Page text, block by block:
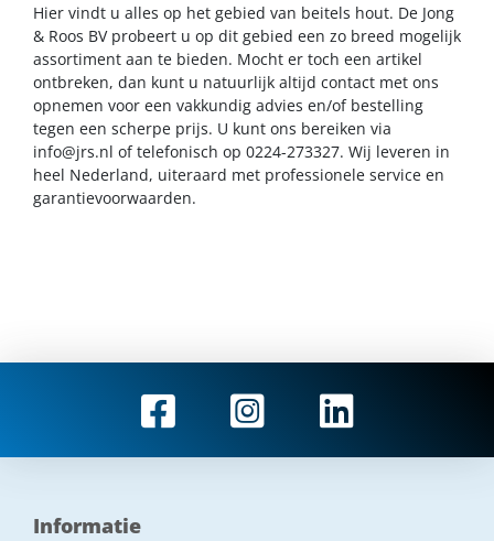
Hier vindt u alles op het gebied van beitels hout. De Jong
& Roos BV probeert u op dit gebied een zo breed mogelijk
assortiment aan te bieden. Mocht er toch een artikel
ontbreken, dan kunt u natuurlijk altijd contact met ons
opnemen voor een vakkundig advies en/of bestelling
tegen een scherpe prijs. U kunt ons bereiken via
info@jrs.nl of telefonisch op 0224-273327. Wij leveren in
heel Nederland, uiteraard met professionele service en
garantievoorwaarden.
Informatie